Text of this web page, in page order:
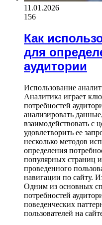
11.01.2026
156
Как
для
аудитории
Использование
Аналитика играет
потребностей
анализировать
взаимодействовать с
удовлетворить ее
несколько методов
определения
популярных страниц
проведенного
навигации по сайту.
Одним из основных
потребностей
поведенческих
пользователей на